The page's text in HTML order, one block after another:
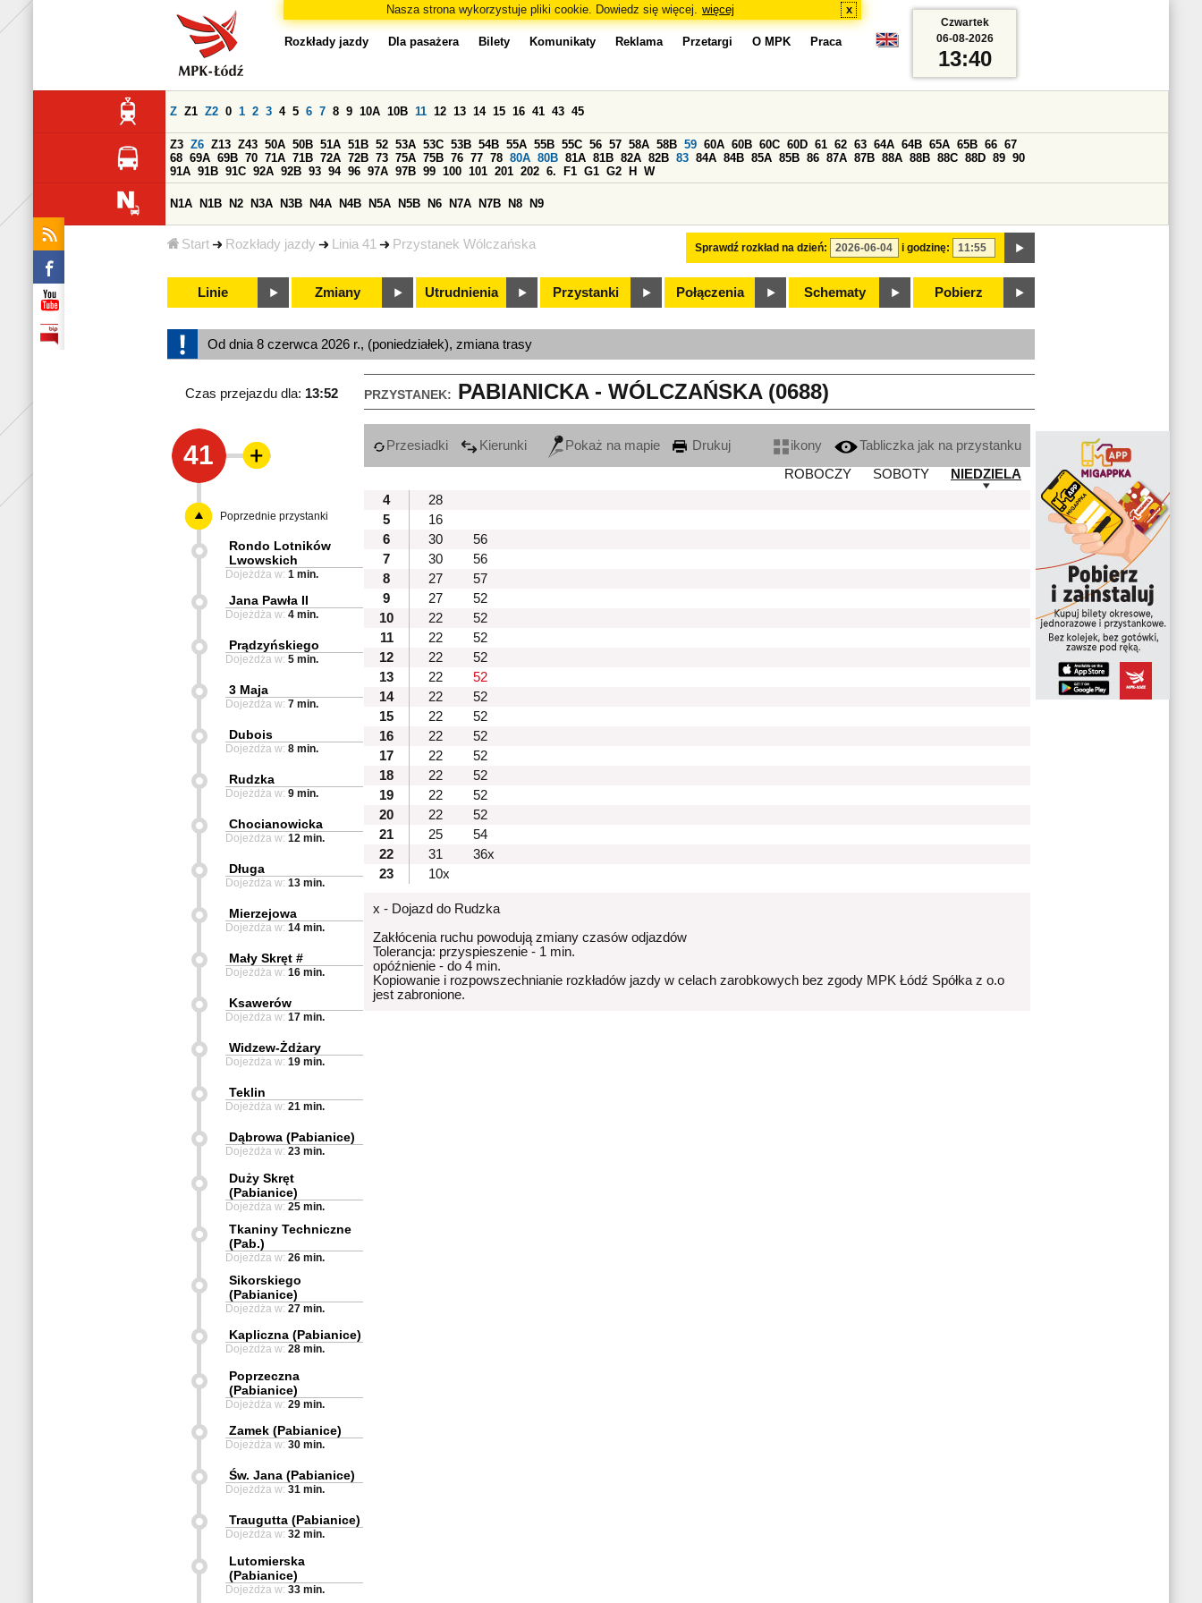
Nasza strona wykorzystuje pliki cookie. Dowiedz się więcej. więcej x
Start Rozkłady jazdy Linia 41 Przystanek Wólczańska
Rozkłady jazdy Dla pasażera Bilety Komunikaty Reklama Przetargi O MPK Praca
Sprawdź rozkład na dzień: i godzinę:
Z Z1 Z2 0 1 2 3 4 5 6 7 8 9 10A 10B 11 12 13 14 15 16 41 43 45
Z3 Z6 Z13 Z43 50A 50B 51A 51B 52 53A 53C 53B 54B 55A 55B 55C 56 57 58A 58B 59 60A 60B 60C 60D 61 62 63 64A 64B 65A 65B 66 67
68 69A 69B 70 71A 71B 72A 72B 73 75A 75B 76 77 78 80A 80B 81A 81B 82A 82B 83 84A 84B 85A 85B 86 87A 87B 88A 88B 88C 88D 89 90
91A 91B 91C 92A 92B 93 94 96 97A 97B 99 100 101 201 202 6. F1 G1 G2 H W
N1A N1B N2 N3A N3B N4A N4B N5A N5B N6 N7A N7B N8 N9
Linie Zmiany Utrudnienia Przystanki Połączenia Schematy Pobierz
Czwartek
06-08-2026
13:40
Od dnia 8 czerwca 2026 r., (poniedziałek), zmiana trasy
PRZYSTANEK: PABIANICKA - WÓLCZAŃSKA (0688)
Czas przejazdu dla: 13:52
41 Przesiadki Kierunki Pokaż na mapie Drukuj ikony
Tabliczka jak na przystanku
ROBOCZY
SOBOTY
NIEDZIELA
4
28
5
16
6
30
56
7
30
56
8
27
57
9
27
52
10
22
52
11
22
52
12
22
52
13
22
52
14
22
52
15
22
52
16
22
52
17
22
52
18
22
52
19
22
52
20
22
52
21
25
54
22
31
36x
23
10x
x - Dojazd do Rudzka
Zakłócenia ruchu powodują zmiany czasów odjazdów
Tolerancja: przyspieszenie - 1 min.
opóźnienie - do 4 min.
Kopiowanie i rozpowszechnianie rozkładów jazdy w celach zarobkowych bez zgody MPK Łódź Spółka z o.o
jest zabronione.
Poprzednie przystanki
Rondo Lotników
Lwowskich
Dojeżdża w: 1 min.
Jana Pawła II
Dojeżdża w: 4 min.
Prądzyńskiego
Dojeżdża w: 5 min.
3 Maja
Dojeżdża w: 7 min.
Dubois
Dojeżdża w: 8 min.
Rudzka
Dojeżdża w: 9 min.
Chocianowicka
Dojeżdża w: 12 min.
Długa
Dojeżdża w: 13 min.
Mierzejowa
Dojeżdża w: 14 min.
Mały Skręt #
Dojeżdża w: 16 min.
Ksawerów
Dojeżdża w: 17 min.
Widzew-Żdżary
Dojeżdża w: 19 min.
Teklin
Dojeżdża w: 21 min.
Dąbrowa (Pabianice)
Dojeżdża w: 23 min.
Duży Skręt
(Pabianice)
Dojeżdża w: 25 min.
Tkaniny Techniczne
(Pab.)
Dojeżdża w: 26 min.
Sikorskiego
(Pabianice)
Dojeżdża w: 27 min.
Kapliczna (Pabianice)
Dojeżdża w: 28 min.
Poprzeczna
(Pabianice)
Dojeżdża w: 29 min.
Zamek (Pabianice)
Dojeżdża w: 30 min.
Św. Jana (Pabianice)
Dojeżdża w: 31 min.
Traugutta (Pabianice)
Dojeżdża w: 32 min.
Lutomierska
(Pabianice)
Dojeżdża w: 33 min.